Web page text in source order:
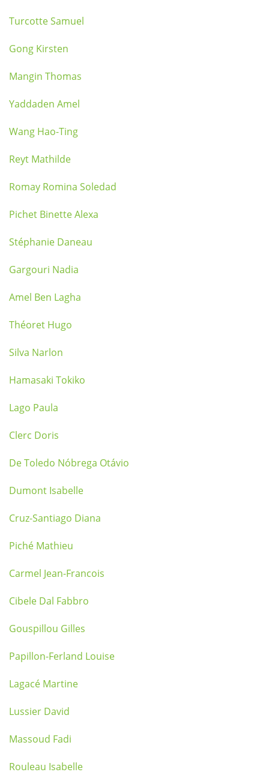
Turcotte Samuel
Gong Kirsten
Mangin Thomas
Yaddaden Amel
Wang Hao-Ting
Reyt Mathilde
Romay Romina Soledad
Pichet Binette Alexa
Stéphanie Daneau
Gargouri Nadia
Amel Ben Lagha
Théoret Hugo
Silva Narlon
Hamasaki Tokiko
Lago Paula
Clerc Doris
De Toledo Nóbrega Otávio
Dumont Isabelle
Cruz-Santiago Diana
Piché Mathieu
Carmel Jean-Francois
Cibele Dal Fabbro
Gouspillou Gilles
Papillon-Ferland Louise
Lagacé Martine
Lussier David
Massoud Fadi
Rouleau Isabelle